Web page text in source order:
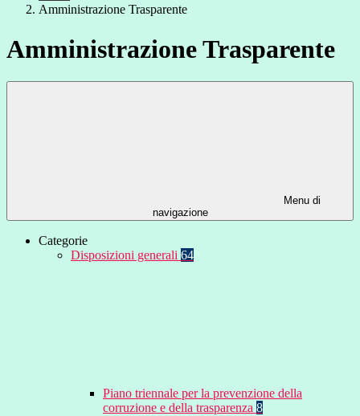
Amministrazione Trasparente
Amministrazione Trasparente
Menu di
navigazione
Categorie
Disposizioni generali 64
Piano triennale per la prevenzione della
corruzione e della trasparenza 8